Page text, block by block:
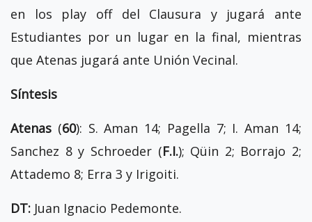
en los play off del Clausura y jugará ante
Estudiantes por un lugar en la final, mientras
que Atenas jugará ante Unión Vecinal.
Síntesis
Atenas (60): S. Aman 14; Pagella 7; I. Aman 14;
Sanchez 8 y Schroeder (F.I.); Qüin 2; Borrajo 2;
Attademo 8; Erra 3 y Irigoiti.
DT: Juan Ignacio Pedemonte.